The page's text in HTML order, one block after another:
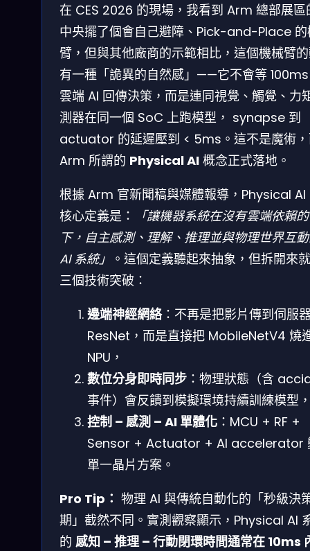
在 CES 2026 的現場，我看到 Arm 總部展區
中央擺了個會自己避障、Pick-and-Place 的
臂，但與其他廠商的示範相比，這個機械臂
有一種「詭異的自然感」——它不會等
雲端 AI 回傳決策，而是連同視覺、觸覺、力
測器在同一個 SoC 上跑模型， synapse 到
actuator 的延遲壓到 < 5ms。這不是魔術
Arm 所謂的 Physical AI 概念正式落地。
根據 Arm 官新聞稿與媒體報導，Physical AI
核心定義是：
「讓機器系統在沒有雲端依賴
下，自主感測、理解、推理並與物理世界互
AI 系統」 。這個定義聽起來抽象，但拆開來
三個技術突破：
邊端神經網絡：不再是把影片傳到伺服
ResNet，而是直接把 MobileNetV4 燒
NPU，
數位分身即時同步 ：物理狀態（含
事件）會反饋到模擬環境持續訓練模型
控制 – 感測 – AI 單體化 ：MCU + RF +
Sensor + Actuator + AI accelerator
單一晶片方案。
Pro Tip： 物理 AI 與傳統自動化的「秒級決
期」截然不同。實測觀察顯示，Physical AI
的 感知 – 推理 – 行動閉環時間通常在 10ms